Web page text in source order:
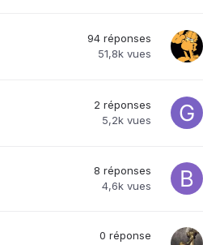
94 réponses
51,8k vues
2 réponses
5,2k vues
8 réponses
4,6k vues
0 réponse